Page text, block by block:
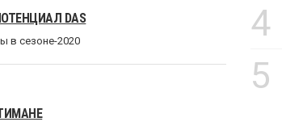
DAS
в сезоне-2020 4
5